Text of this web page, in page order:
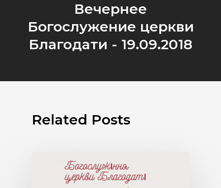
Вечернее
Богослужение церкви
Благодати - 19.09.2018
Related Posts